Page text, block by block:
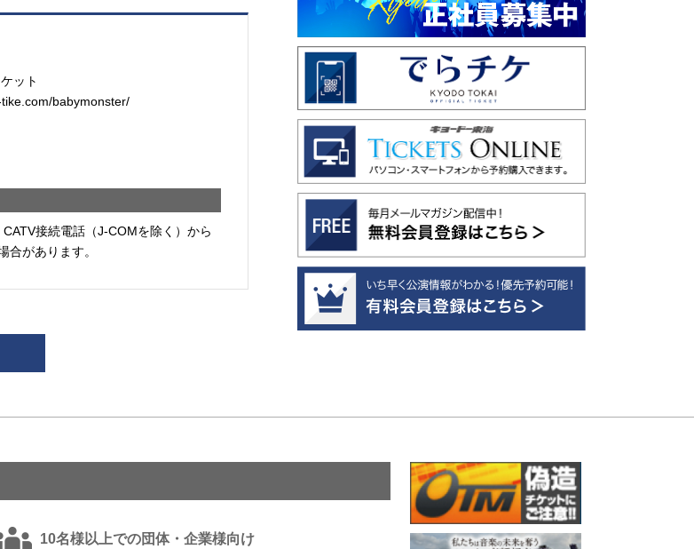
ット
babymonster/
接続電話（J-COMを除く）から
合があります。
10名様以上での団体・企業様向け